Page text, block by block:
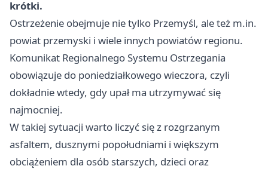
krótki.
Ostrzeżenie obejmuje nie tylko Przemyśl, ale też m.in.
powiat przemyski i wiele innych powiatów regionu.
Komunikat Regionalnego Systemu Ostrzegania
obowiązuje do poniedziałkowego wieczora, czyli
dokładnie wtedy, gdy upał ma utrzymywać się
najmocniej.
W takiej sytuacji warto liczyć się z rozgrzanym
asfaltem, dusznymi popołudniami i większym
obciążeniem dla osób starszych, dzieci oraz